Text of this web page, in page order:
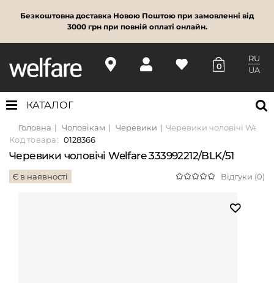
Безкоштовна доставка Новою Поштою при замовленні від
3000 грн при повній оплаті онлайн.
0
RU
UA
КАТАЛОГ
Головна Чоловікам Черевики
Черевики чоловічі
Код товара: 0128366
Черевики чоловічі Welfare 333992212/BLK/51
Є в наявності Відгуки (0)